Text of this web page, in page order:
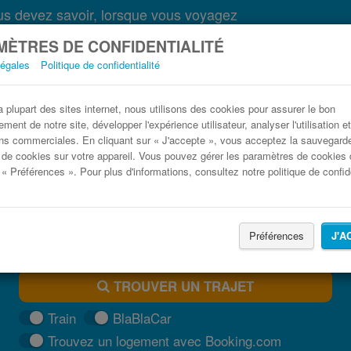
DE CONFIDENTIALITÉ
Politique de confidentialité
plupart des sites internet, nous utilisons des cookies pour assurer le bon
de notre site, développer l'expérience utilisateur, analyser l'utilisation
commerciales. En cliquant sur « J'accepte », vous acceptez la
cookies sur votre appareil. Vous pouvez gérer les paramètres de cookies
Préférences ». Pour plus d'informations, consultez notre politique de
Préférences
devez savoir, lorsque vous voyagez
Bus Matera Santa Maria di Leuca pas cher
Trouvez votre billet de bus moins cher
TROUVER UN TRAJET
Train
BlaBlaCar
Trouvez un logement avec Booking.com